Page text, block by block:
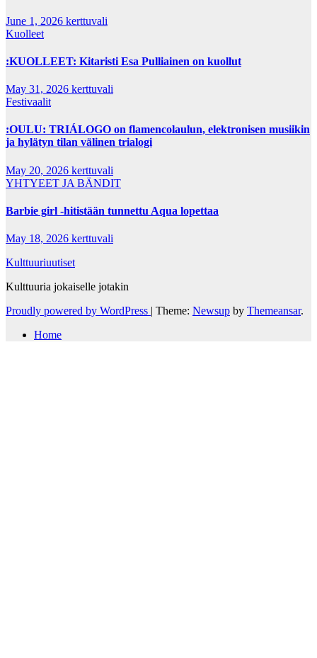
June 1, 2026 kerttuvali
Kuolleet
:KUOLLEET: Kitaristi Esa Pulliainen on kuollut
May 31, 2026 kerttuvali
Festivaalit
:OULU: TRIÁLOGO on flamencolaulun, elektronisen musiikin
ja hylätyn tilan välinen trialogi
May 20, 2026 kerttuvali
YHTYEET JA BÄNDIT
Barbie girl -hitistään tunnettu Aqua lopettaa
May 18, 2026 kerttuvali
Kulttuuriuutiset
Kulttuuria jokaiselle jotakin
Proudly powered by WordPress | Theme: Newsup by Themeansar.
Home